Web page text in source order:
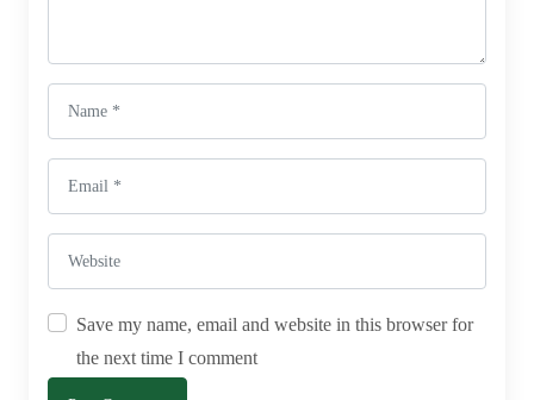
Save my name, email and website in this browser for
the next time I comment